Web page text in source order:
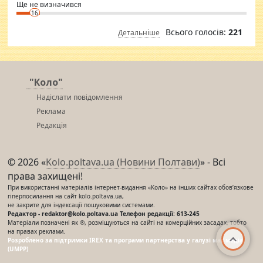
Ще не визначився
16
Детальніше Всього голосів: 221
"Коло"
Надіслати повідомлення
Реклама
Редакція
© 2026 «Kolo.poltava.ua (Новини Полтави)» - Всі
права захищені!
При використанні матеріалів інтернет-видання «Коло» на інших сайтах обов’язкове
гіперпосилання на сайт kolo.poltava.ua,
не закрите для індексації пошуковими системами.
Редактор - redaktor@kolo.poltava.ua Телефон редакції: 613-245
Матеріали позначені як ®, розміщуються на сайті на комерційних засадах, тобто
на правах реклами.
Розроблено за підтримки IREX та програми партнерства у галузі мас-медіа
(UMPP)